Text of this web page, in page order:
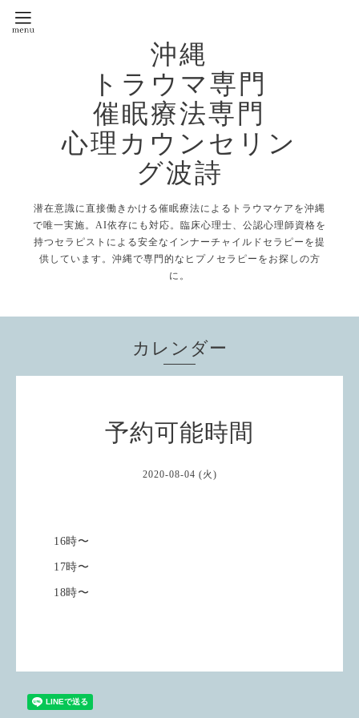
沖縄
トラウマ専門
催眠療法専門
心理カウンセリン
グ波詩
潜在意識に直接働きかける催眠療法によるトラウマケアを沖縄
で唯一実施。AI依存にも対応。臨床心理士、公認心理師資格を
持つセラピストによる安全なインナーチャイルドセラピーを提
供しています。沖縄で専門的なヒプノセラピーをお探しの方
に。
カレンダー
予約可能時間
2020-08-04 (火)
16時〜
17時〜
18時〜